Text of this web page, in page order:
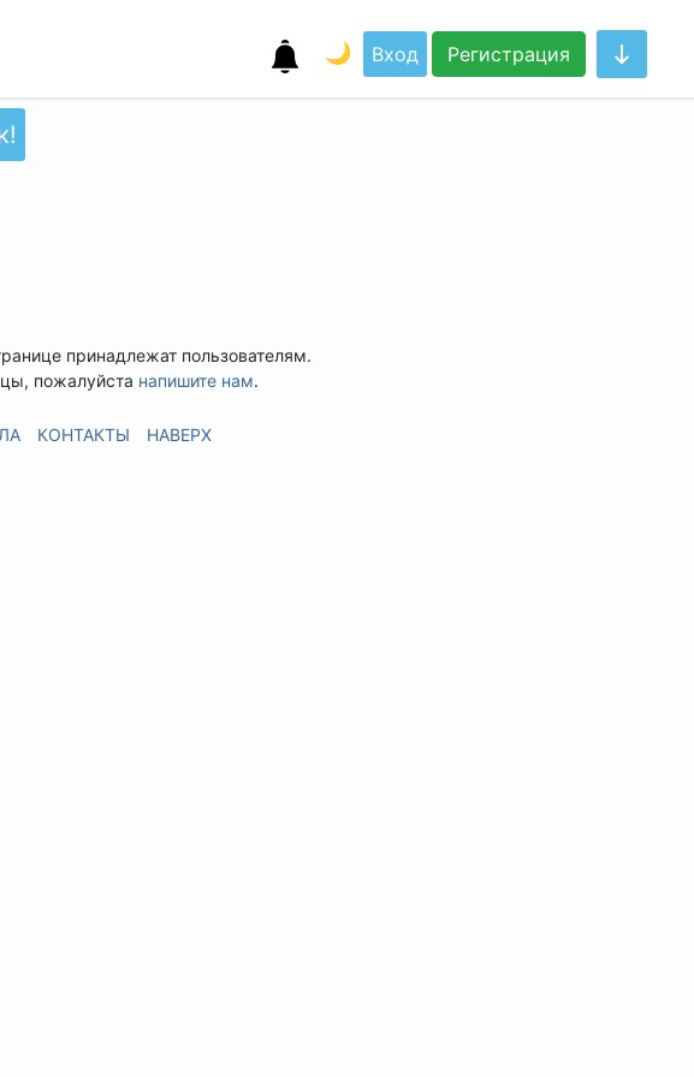
🌙 Вход Регистрация
принадлежат пользователям.
пожалуйста напишите нам.
КОНТАКТЫ НАВЕРХ